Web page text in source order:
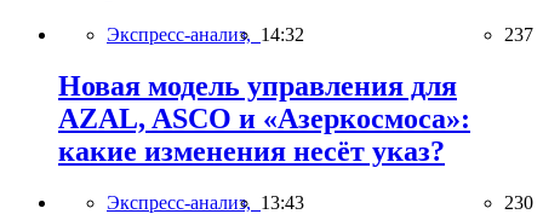
Экспресс-анализ, 14:32 237
Новая модель управления для
AZAL, ASCO и «Азеркосмоса»:
какие изменения несёт указ?
Экспресс-анализ, 13:43 230